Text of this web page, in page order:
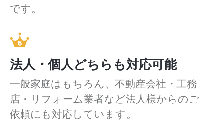
です。
法人・個人どちらも対応可能
一般家庭はもちろん、不動産会社・工務
店・リフォーム業者など法人様からのご
依頼にも対応しています。